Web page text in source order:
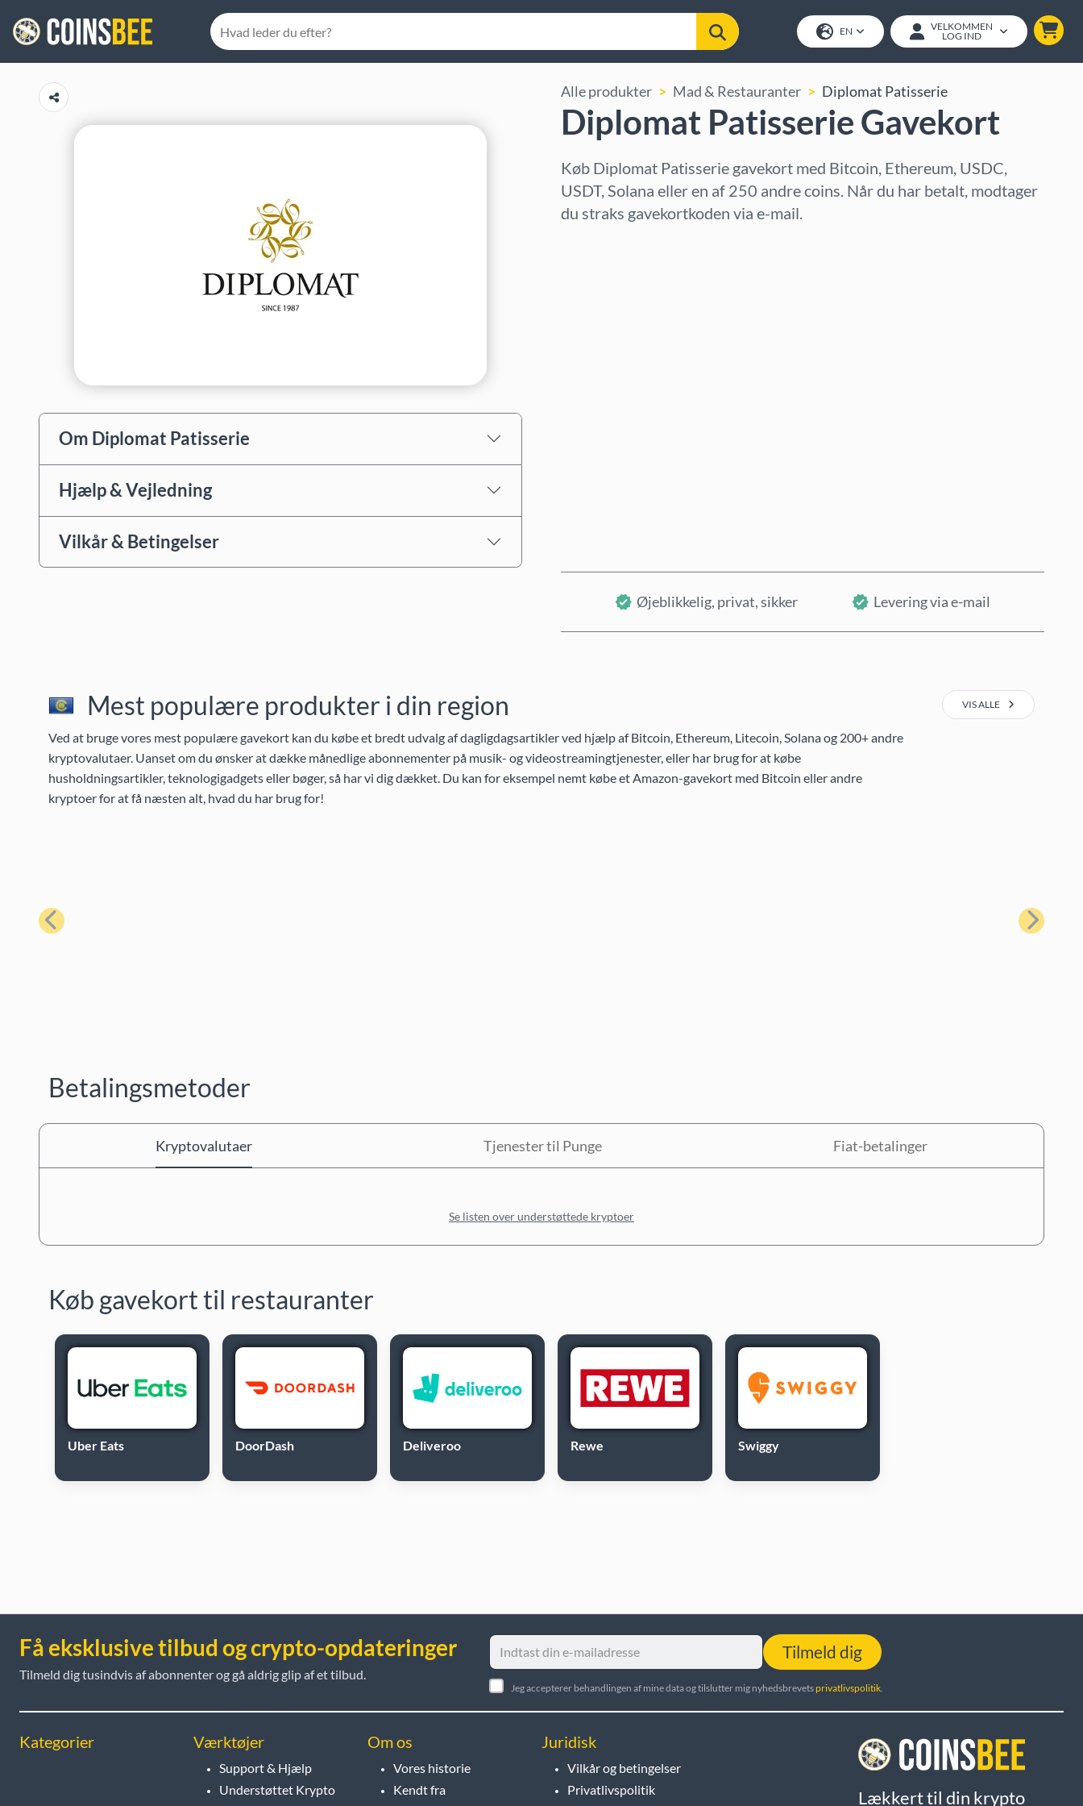
EN
VELKOMMEN
LOG IND
Om Diplomat Patisserie
Hjælp & Vejledning
Vilkår & Betingelser
Alle produkter Mad & Restauranter Diplomat Patisserie
Diplomat Patisserie Gavekort
Køb Diplomat Patisserie gavekort med Bitcoin, Ethereum, USDC,
USDT, Solana eller en af 250 andre coins. Når du har betalt, modtager
du straks gavekortkoden via e-mail.
Øjeblikkelig, privat, sikker Levering via e-mail
Mest populære produkter i din region
Ved at bruge vores mest populære gavekort kan du købe et bredt udvalg af dagligdagsartikler ved hjælp af Bitcoin, Ethereum, Litecoin, Solana og 200+ andre
kryptovalutaer. Uanset om du ønsker at dække månedlige abonnementer på musik- og videostreamingtjenester, eller har brug for at købe
husholdningsartikler, teknologigadgets eller bøger, så har vi dig dækket. Du kan for eksempel nemt købe et Amazon-gavekort med Bitcoin eller andre
kryptoer for at få næsten alt, hvad du har brug for!
VIS ALLE
Forrige Næste
Betalingsmetoder
Kryptovalutaer Tjenester til Punge Fiat-betalinger
Se listen over understøttede kryptoer
Køb gavekort til restauranter
Uber Eats DoorDash Deliveroo Rewe Swiggy
Få eksklusive tilbud og crypto-opdateringer
Tilmeld dig tusindvis af abonnenter og gå aldrig glip af et tilbud.
Tilmeld dig
Jeg accepterer behandlingen af mine data og tilslutter mig nyhedsbrevetsprivatlivspolitik.
Kategorier Værktøjer
Support & Hjælp
Understøttet Krypto
Om os
Vores historie
Kendt fra
Juridisk
Vilkår og betingelser
Privatlivspolitik
Lækkert til din krypto